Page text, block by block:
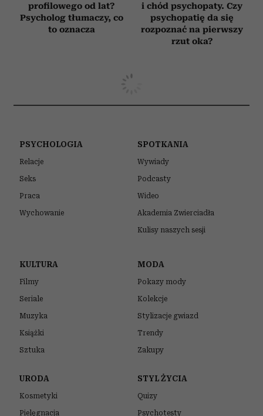
profilowego od lat?
Psycholog tłumaczy, co
to oznacza
i chód psychopaty. Czy
psychopatię da się
rozpoznać na pierwszy
rzut oka?
PSYCHOLOGIA
Relacje
Seks
Praca
Wychowanie
SPOTKANIA
Wywiady
Podcasty
Wideo
Akademia Zwierciadła
Kulisy naszych sesji
KULTURA
Filmy
Seriale
Muzyka
Książki
Sztuka
MODA
Pokazy mody
Kolekcje
Stylizacje gwiazd
Trendy
Zakupy
URODA
Kosmetyki
Pielęgnacja
STYL ŻYCIA
Quizy
Psychotesty